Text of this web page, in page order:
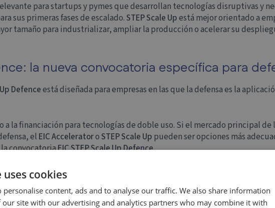
para startups y pymes que desarrollan tecnologías disruptivas y
sus primeras fases de escalado. STEP Scale Upestá mejor orientado a
tamaño para industrializar, ampliar la producción o acelerar su
la nueva convocatoria específica para
Defenceestá diseñada para empresas en las que la defensa es la
la financiación para tecnologías de doble uso. Si el mercado principal de
el EIC Acceleratoro STEP Scale Up pueden ser opciones más
convocatoriaEIC STEP Scale Up Defence.
de
a tecnologías críticas de defensa como:
cookies
personalise content, ads and to analyse our traffic. We also share information
site with our advertising and analytics partners who may combine it with